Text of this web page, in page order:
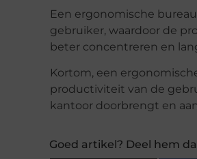
Een ergonomische
gebruiker, waardoor de
beter concentreren en
Kortom, een
productiviteit van de
kantoor doorbrengt en
Goed artikel? Deel hem